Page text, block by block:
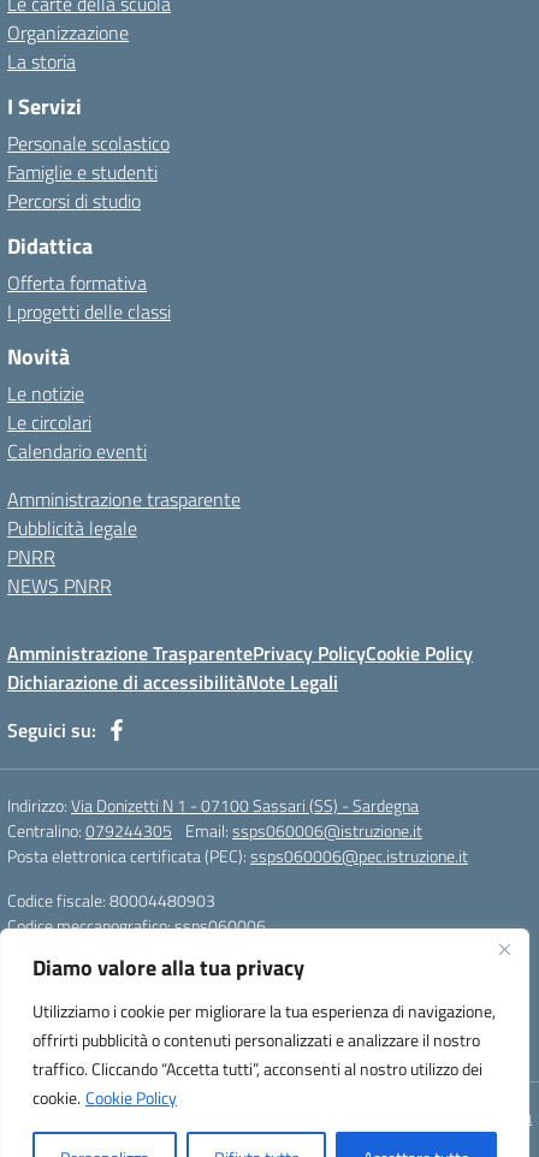
Diamo valore alla tua privacy
Utilizziamo i cookie per migliorare la tua esperienza di navigazione,
offrirti pubblicità o contenuti personalizzati e analizzare il nostro
traffico. Cliccando “Accetta tutti”, acconsenti al nostro utilizzo dei
cookie. Cookie Policy
Organizzazione
La storia
I Servizi
Personale scolastico
Famiglie e studenti
Percorsi di studio
Didattica
Offerta formativa
I progetti delle classi
Novità
Le notizie
Le circolari
Calendario eventi
Amministrazione trasparente
Pubblicità legale
PNRR
NEWS PNRR
Amministrazione TrasparentePrivacy PolicyCookie Policy
Dichiarazione di accessibilitàNote Legali
Seguici su:
Indirizzo:Via Donizetti N 1 - 07100 Sassari (SS) - Sardegna
Centralino:079244305 Email:ssps060006@istruzione.it
Posta elettronica certificata (PEC):ssps060006@pec.istruzione.it
Codice fiscale: 80004480903
Codice meccanografico:ssps060006
Codice unico di fatturazione (CUF): UFZDAC
TU - 522 - 0316743 LS G. MARCONI SS IBAN
IT72S0101517208000070058412
Concept & Design by Designers Italia